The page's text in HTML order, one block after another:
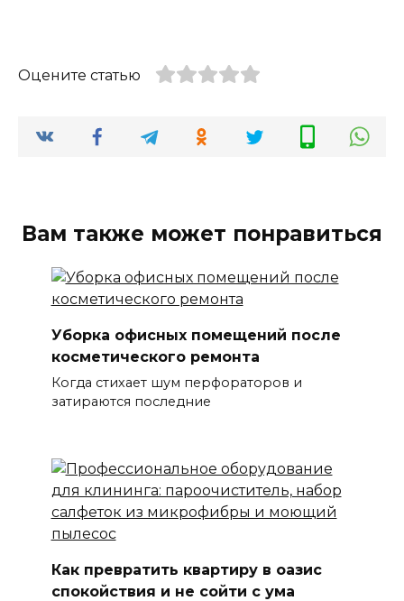
Оцените статью
Вам также может понравиться
Уборка офисных помещений после
косметического ремонта
Когда стихает шум перфораторов и
затираются последние
Как превратить квартиру в оазис
спокойствия и не сойти с ума